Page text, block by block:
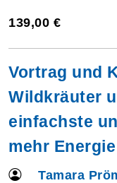
139,00 €
Vortrag und
Wildkräuter
einfachste
mehr
Tamara